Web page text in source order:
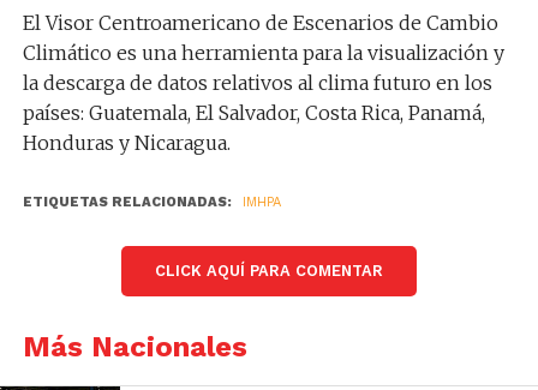
El Visor Centroamericano de Escenarios de Cambio
Climático es una herramienta para la visualización y
la descarga de datos relativos al clima futuro en los
países: Guatemala, El Salvador, Costa Rica, Panamá,
Honduras y Nicaragua.
ETIQUETAS RELACIONADAS: IMHPA
CLICK AQUÍ PARA COMENTAR
Más Nacionales